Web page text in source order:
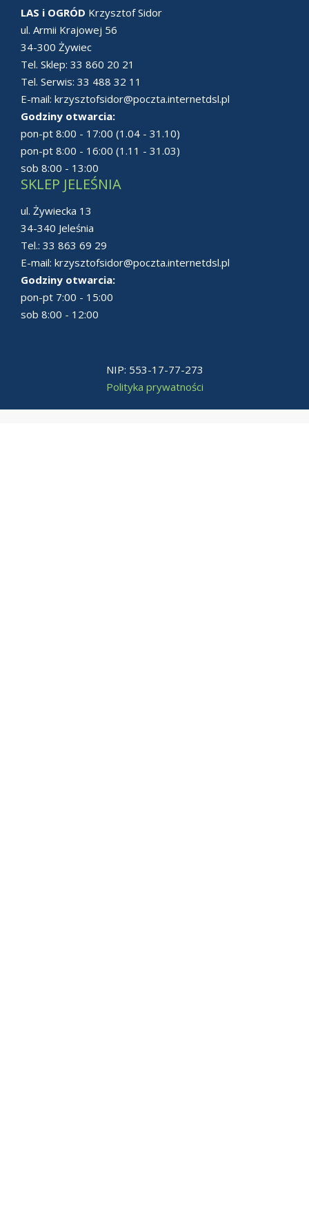
LAS i OGRÓD Krzysztof Sidor
ul. Armii Krajowej 56
34-300 Żywiec
Tel. Sklep: 33 860 20 21
Tel. Serwis: 33 488 32 11
E-mail: krzysztofsidor@poczta.internetdsl.pl
Godziny otwarcia:
pon-pt 8:00 - 17:00 (1.04 - 31.10)
pon-pt 8:00 - 16:00 (1.11 - 31.03)
sob 8:00 - 13:00
SKLEP JELEŚNIA
ul. Żywiecka 13
34-340 Jeleśnia
Tel.: 33 863 69 29
E-mail: krzysztofsidor@poczta.internetdsl.pl
Godziny otwarcia:
pon-pt 7:00 - 15:00
sob 8:00 - 12:00
NIP: 553-17-77-273
Polityka prywatności